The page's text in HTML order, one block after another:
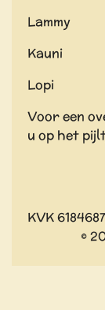
Lammy
Kauni
Lopi
Voor een
u op het
KVK
© 2018